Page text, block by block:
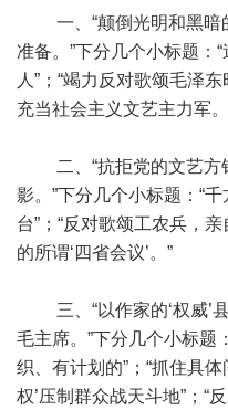
一、“颠倒光明和黑暗
准备。”下分几个小标题：
人”；“竭力反对歌颂毛泽
充当社会主义文艺主力军。
二、“抗拒党的文艺方
影。”下分几个小标题：“
台”；“反对歌颂工农兵，
的所谓‘四省会议’。”
三、“以作家的‘权威’县
毛主席。”下分几个小标题
织、有计划的”；“抓住具体
权’压制群众战天斗地”；“